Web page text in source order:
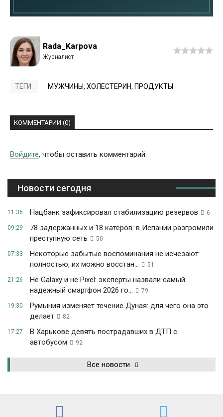
Rada_Karpova
ТЕГИ: МУЖЧИНЫ, ХОЛЕСТЕРИН, ПРОДУКТЫ
КОММЕНТАРИИ (0)
Войдите, чтобы оставить комментарий.
Новости сегодня
11:36 Нацбанк зафиксировал стабилизацию резервов 6
09:29
78 задержанных и 18 катеров: в Испании разгромили
преступную сеть
50
07:33
Некоторые забытые воспоминания не исчезают
полностью, их можно восстан...
51
21:26
Не Galaxy и не Pixel: эксперты назвали самый
надежный смартфон 2026 го...
79
19:30
Румыния изменяет течение Дуная: для чего она это
делает
82
17:27
В Харькове девять пострадавших в ДТП с
автобусом
92
Все новости